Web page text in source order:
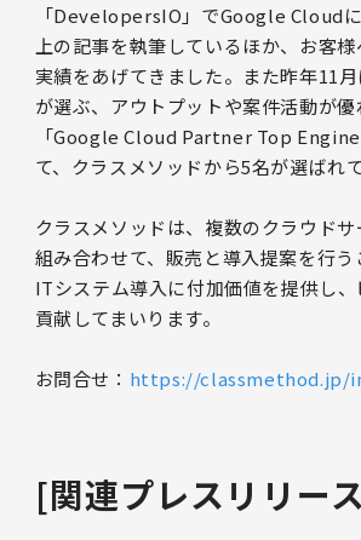
「DevelopersIO」でGoogle Cloud
上の記事を執筆しているほか、お客
実績をあげてきました。また昨年11
が選ぶ、アウトプットや案件活動が
「Google Cloud Partner Top
て、クラスメソッドから5名が選ばれて
クラスメソッドは、複数のクラウド
組み合わせて、販売と導入提案を行う
ITシステム導入に付加価値を提供し
貢献してまいります。
お問合せ： https://classmethod.jp/
[関連プレスリリー